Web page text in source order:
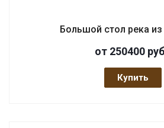
Большой стол река из
от 250400
Купить